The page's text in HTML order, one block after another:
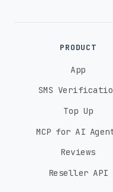
PRODUCT
App
SMS
Top Up
MCP for AI
Reviews
Reseller API